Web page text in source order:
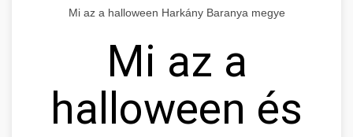
Mi az a halloween Harkány Baranya megye
Mi az a
halloween és